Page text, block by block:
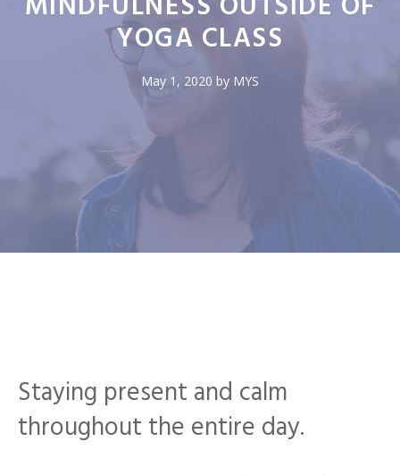
YOGA CLASS
May 1, 2020 by MYS
Staying present and calm
throughout the entire day.